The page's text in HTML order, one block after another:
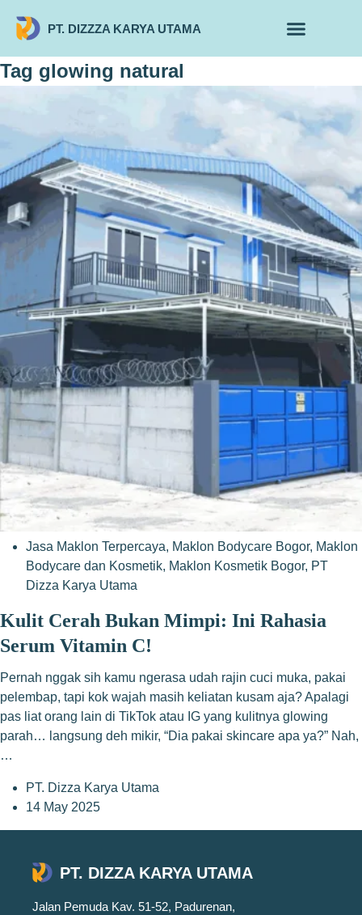
PT. DIZZZA KARYA UTAMA
Tag glowing natural
Jasa Maklon Terpercaya, Maklon Bodycare Bogor, Maklon
Bodycare dan Kosmetik, Maklon Kosmetik Bogor, PT
Dizza Karya Utama
Kulit Cerah Bukan Mimpi: Ini Rahasia
Serum Vitamin C!
Pernah nggak sih kamu ngerasa udah rajin cuci muka, pakai
pelembap, tapi kok wajah masih keliatan kusam aja? Apalagi
pas liat orang lain di TikTok atau IG yang kulitnya glowing
parah… langsung deh mikir, “Dia pakai skincare apa ya?” Nah,
…
PT. Dizza Karya Utama
14 May 2025
PT. DIZZA KARYA UTAMA
Jalan Pemuda Kav. 51-52, Padurenan,